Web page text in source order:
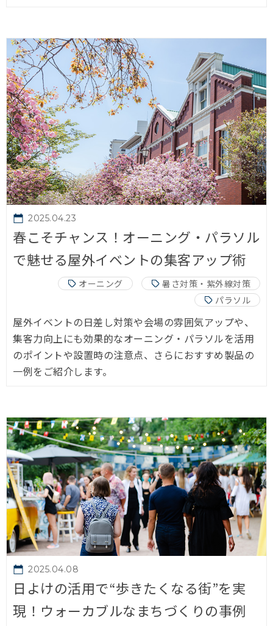
2025.04.23
春こそチャンス！オーニング・パラソル
で魅せる屋外イベントの集客アップ術
オーニング
暑さ対策・紫外線対策
パラソル
屋外イベントの日差し対策や会場の雰囲気アップや、
集客力向上にも効果的なオーニング・パラソルを活用
のポイントや設置時の注意点、さらにおすすめ製品の
一例をご紹介します。
2025.04.08
日よけの活用で“歩きたくなる街”を実
現！ウォーカブルなまちづくりの事例